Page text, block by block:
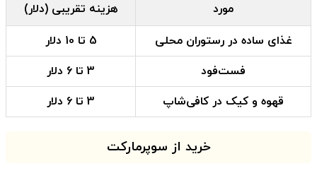
مورد هزینه تقریبی (دلار)
غذای ساده در رستوران محلی
5 تا 10 دلار
فست‌فود
3 تا 6 دلار
قهوه و کیک در کافی‌شاپ
3 تا 6 دلار
خرید از سوپرمارکت